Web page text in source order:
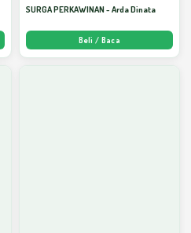
SURGA PERKAWINAN - Arda Dinata
Beli / Baca